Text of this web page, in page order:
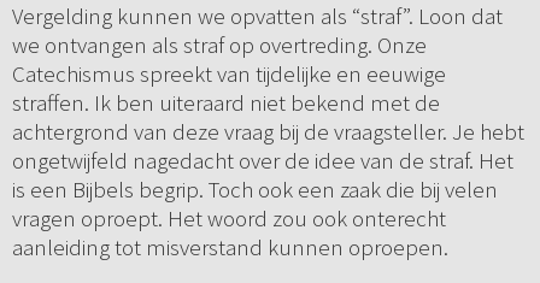
Vergelding kunnen we opvatten als “straf”. Loon dat
we ontvangen als straf op overtreding. Onze
Catechismus spreekt van tijdelijke en eeuwige
straffen. Ik ben uiteraard niet bekend met de
achtergrond van deze vraag bij de vraagsteller. Je hebt
ongetwijfeld nagedacht over de idee van de straf. Het
is een Bijbels begrip. Toch ook een zaak die bij velen
vragen oproept. Het woord zou ook onterecht
aanleiding tot misverstand kunnen oproepen.